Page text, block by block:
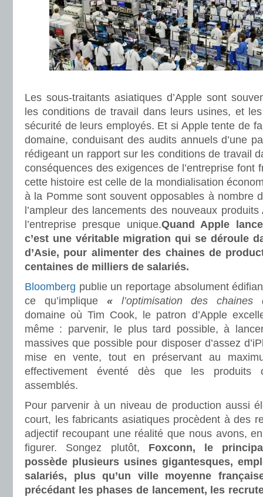
Les sous-traitants asiatiques d’Apple sont
les conditions de travail dans leurs usines, et
sécurité de leurs employés. Et si Apple tente de
domaine, conduisant des audits annuels d’une
rédigeant un rapport sur les conditions de travail
conséquences des exigences de l’entreprise font
cette histoire est celle de la mondialisation
à la Pomme sont souvent opposables à nombre
l’ampleur des lancements des nouveaux
l’entreprise presque unique.Quand Apple
c’est une véritable migration qui se déroule
d’Asie, pour alimenter des chaines de
centaines de milliers de salariés.
Bloomberg publie un reportage absolument
ce qu’implique « l’optimisation des chaines
domaine où Tim Cook, le patron d’Apple
même : parvenir, le plus tard possible, à
massives que possible pour disposer d’assez
mise en vente, tout en préservant au
effectivement éventé dès que les produits
assemblés.
Pour parvenir à un niveau de production aussi
court, les fabricants asiatiques procèdent à des
adjectif recoupant une réalité que nous avons,
figurer. Songez plutôt, Foxconn, le
possède plusieurs usines gigantesques,
salariés, plus qu’un ville moyenne
précédant les phases de lancement, les